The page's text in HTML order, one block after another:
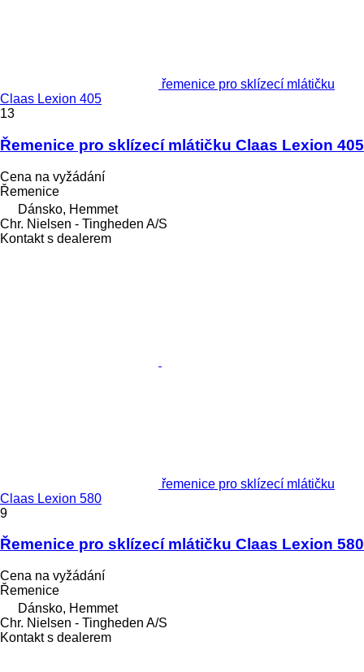
řemenice pro sklízecí mlátičku
Claas Lexion 405
13
Řemenice pro sklízecí mlátičku Claas Lexion 405
Cena na vyžádání
Řemenice
Dánsko, Hemmet
Chr. Nielsen - Tingheden A/S
Kontakt s dealerem
řemenice pro sklízecí mlátičku
Claas Lexion 580
9
Řemenice pro sklízecí mlátičku Claas Lexion 580
Cena na vyžádání
Řemenice
Dánsko, Hemmet
Chr. Nielsen - Tingheden A/S
Kontakt s dealerem